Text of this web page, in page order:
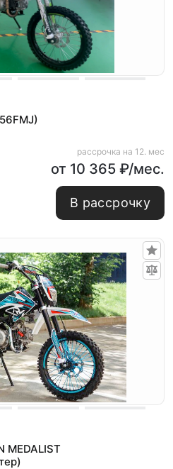
рассрочка на 12. мес
от 10 365 ₽/мес.
В рассрочку
MEDALIST